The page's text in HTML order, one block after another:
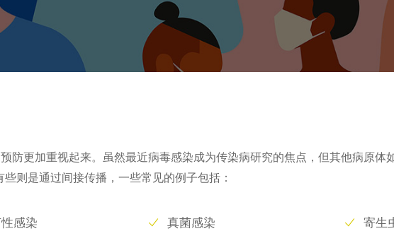
防更加重视起来。虽然最近病毒感染成为传染病研究的焦点，但其他病原体
则是通过间接传播，一些常见的例子包括：
感染 真菌感染 寄生